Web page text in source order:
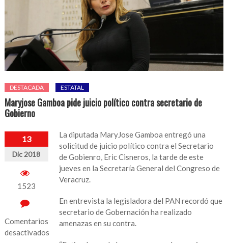
DESTACADA ESTATAL
Maryjose Gamboa pide juicio político contra secretario de
Gobierno
13
Dic 2018
1523
Comentarios
desactivados
La diputada MaryJose Gamboa entregó una
solicitud de juicio político contra el Secretario
de Gobienro, Eric Cisneros, la tarde de este
jueves en la Secretaría General del Congreso de
Veracruz.
En entrevista la legisladora del PAN recordó que
secretario de Gobernación ha realizado
amenazas en su contra.